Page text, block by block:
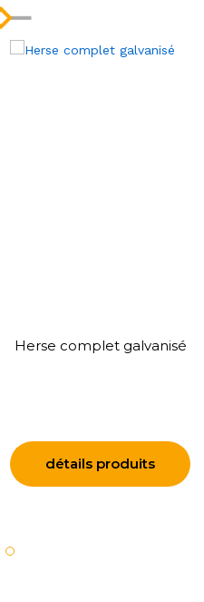
Herse complet galvanisé
détails produits